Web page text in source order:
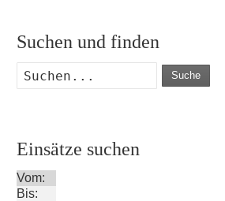
Suchen und finden
Suche
Einsätze suchen
Vom:
Bis: